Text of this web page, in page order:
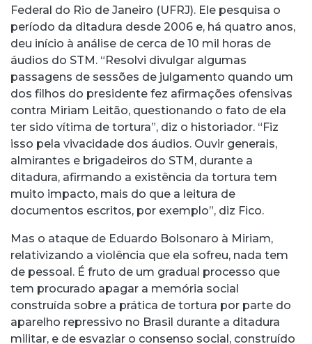
Federal do Rio de Janeiro (UFRJ). Ele pesquisa o
período da ditadura desde 2006 e, há quatro anos,
deu início à análise de cerca de 10 mil horas de
áudios do STM. “Resolvi divulgar algumas
passagens de sessões de julgamento quando um
dos filhos do presidente fez afirmações ofensivas
contra Miriam Leitão, questionando o fato de ela
ter sido vítima de tortura”, diz o historiador. “Fiz
isso pela vivacidade dos áudios. Ouvir generais,
almirantes e brigadeiros do STM, durante a
ditadura, afirmando a existência da tortura tem
muito impacto, mais do que a leitura de
documentos escritos, por exemplo”, diz Fico.
Mas o ataque de Eduardo Bolsonaro à Miriam,
relativizando a violência que ela sofreu, nada tem
de pessoal. É fruto de um gradual processo que
tem procurado apagar a memória social
construída sobre a prática de tortura por parte do
aparelho repressivo no Brasil durante a ditadura
militar, e de esvaziar o consenso social, construído